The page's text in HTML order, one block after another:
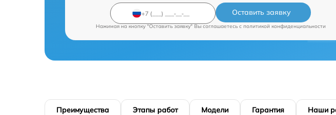
Оставить заявку
Нажимая на кнопку "Оставить заявку" Вы соглашаетесь c политикой конфиденциальности
Преимущества Этапы работ Модели Гарантия Наши